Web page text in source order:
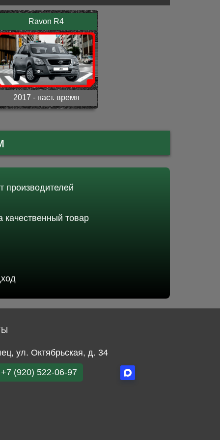
Ravon R4
2017 - наст. время
производителей
товар
ул. Октябрьская, д. 34
+7 (920) 522-06-97